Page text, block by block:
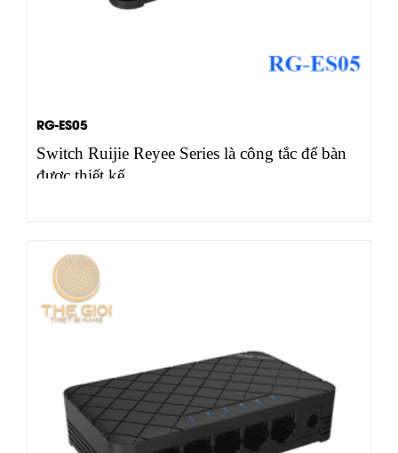
RG-ES05
Switch Ruijie Reyee Series là công tắc để bàn
được thiết kế…